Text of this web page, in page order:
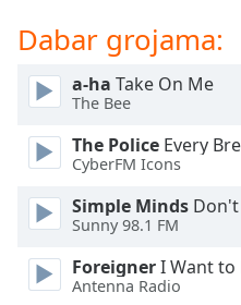
Fullscreen
modal
window.
Beginning
dialog
window.
Dabar grojama:
a-ha Take On Me
The Bee
The Police Every
CyberFM Icons
Simple Minds
Sunny 98.1 FM
ForeignerI Want to
Antenna Radio